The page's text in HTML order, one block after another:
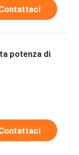
potenza di
Invertitore di frequenza del vettore di potenza VFD Frequency Drive V/F Controllo 200-240V 1PH/3PH Voltaggio di ingresso Vibrazione bassa